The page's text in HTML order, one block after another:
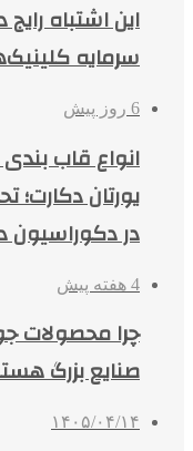
این اشتباه
سرمایه
6 روز پیش
انواع قاب
یورتان
در دکوراسیون
4 هفته پیش
صنایع بزرگ
۱۴۰۵/۰۴/۱۴